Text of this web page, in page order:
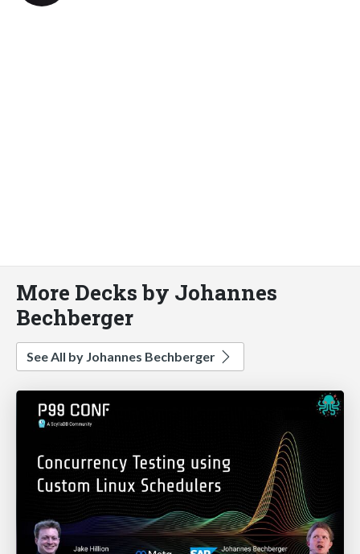
More Decks by Johannes
Bechberger
See All by Johannes Bechberger